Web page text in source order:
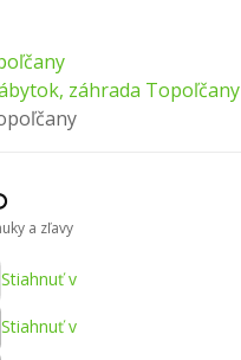
záhrada Topoľčany
a zľavy
Stiahnuť v
Stiahnuť v